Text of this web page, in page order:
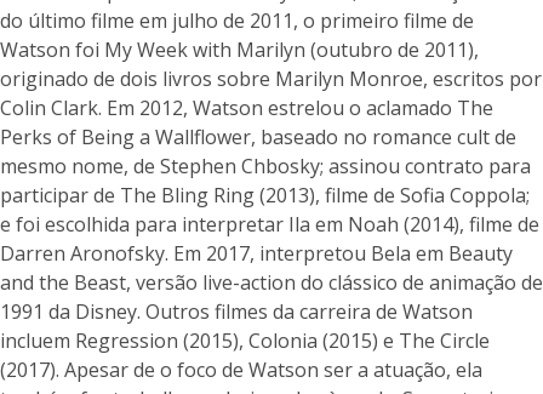
do último filme em julho de 2011, o primeiro filme de
Watson foi My Week with Marilyn (outubro de 2011),
originado de dois livros sobre Marilyn Monroe, escritos por
Colin Clark. Em 2012, Watson estrelou o aclamado The
Perks of Being a Wallflower, baseado no romance cult de
mesmo nome, de Stephen Chbosky; assinou contrato para
participar de The Bling Ring (2013), filme de Sofia Coppola;
e foi escolhida para interpretar Ila em Noah (2014), filme de
Darren Aronofsky. Em 2017, interpretou Bela em Beauty
and the Beast, versão live-action do clássico de animação de
1991 da Disney. Outros filmes da carreira de Watson
incluem Regression (2015), Colonia (2015) e The Circle
(2017). Apesar de o foco de Watson ser a atuação, ela